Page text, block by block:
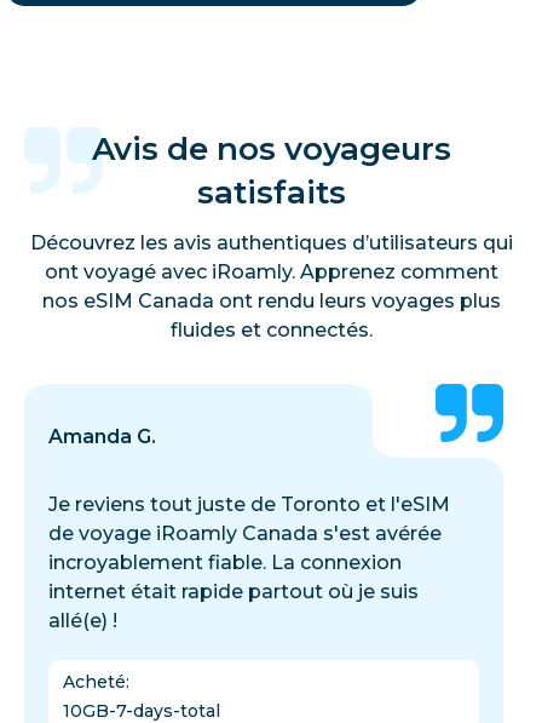
Avis de nos voyageurs
satisfaits
Découvrez les avis authentiques d’utilisateurs qui
ont voyagé avec iRoamly. Apprenez comment
nos eSIM Canada ont rendu leurs voyages plus
fluides et connectés.
Amanda G.
Je reviens tout juste de Toronto et l'eSIM
de voyage iRoamly Canada s'est avérée
incroyablement fiable. La connexion
internet était rapide partout où je suis
allé(e) !
Acheté:
10GB-7-days-total